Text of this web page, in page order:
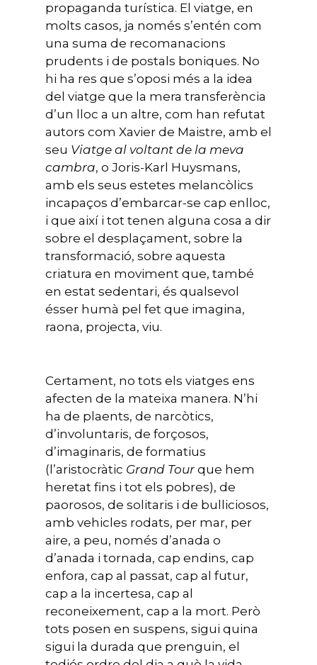
propaganda turística. El viatge, en
molts casos, ja només s’entén com
una suma de recomanacions
prudents i de postals boniques. No
hi ha res que s’oposi més a la idea
del viatge que la mera transferència
d’un lloc a un altre, com han refutat
autors com Xavier de Maistre, amb el
seu Viatge al voltant de la meva
cambra, o Joris-Karl Huysmans,
amb els seus estetes melancòlics
incapaços d’embarcar-se cap enlloc,
i que així i tot tenen alguna cosa a dir
sobre el desplaçament, sobre la
transformació, sobre aquesta
criatura en moviment que, també
en estat sedentari, és qualsevol
ésser humà pel fet que imagina,
raona, projecta, viu.
Certament, no tots els viatges ens
afecten de la mateixa manera. N’hi
ha de plaents, de narcòtics,
d’involuntaris, de forçosos,
d’imaginaris, de formatius
(l’aristocràtic Grand Tour que hem
heretat fins i tot els pobres), de
paorosos, de solitaris i de bulliciosos,
amb vehicles rodats, per mar, per
aire, a peu, només d’anada o
d’anada i tornada, cap endins, cap
enfora, cap al passat, cap al futur,
cap a la incertesa, cap al
reconeixement, cap a la mort. Però
tots posen en suspens, sigui quina
sigui la durada que prenguin, el